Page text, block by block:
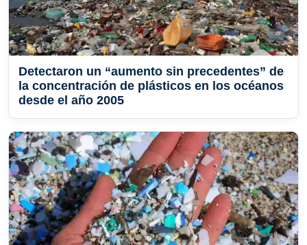
Detectaron un “aumento sin precedentes” de
la concentración de plásticos en los océanos
desde el año 2005